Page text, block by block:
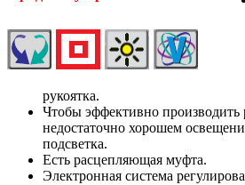
рукоятка.
Чтобы эффективно производить
недостаточно хорошем
подсветка.
Есть расцепляющая муфта.
Электронная система